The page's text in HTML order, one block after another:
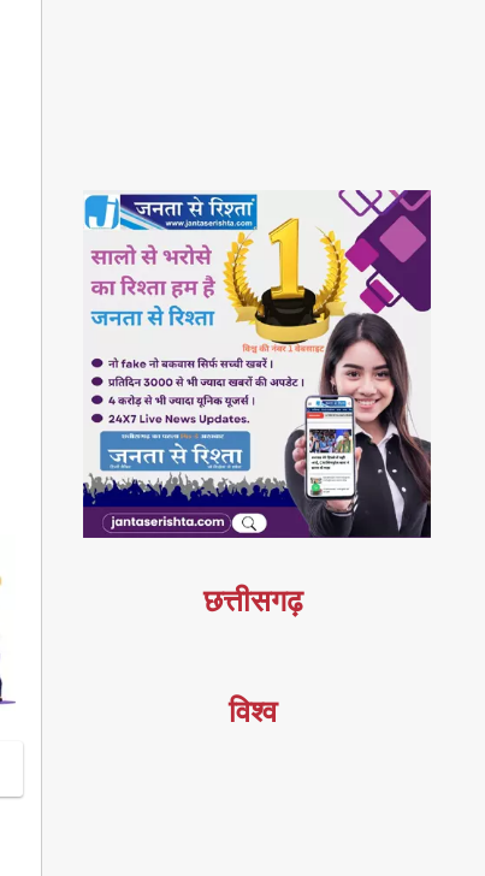
छत्तीसगढ़
विश्व